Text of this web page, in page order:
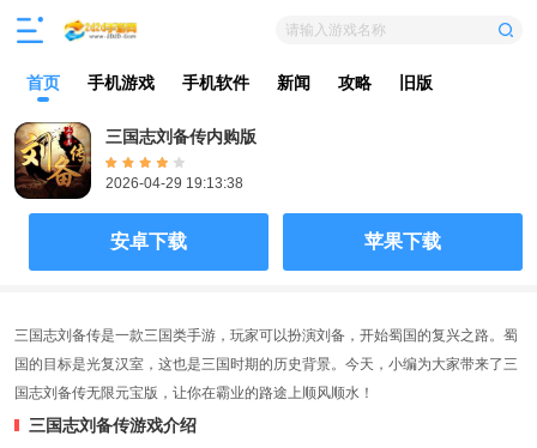
请输入游戏名称
首页 手机游戏 手机软件 新闻 攻略 旧版
三国志刘备传内购版
2026-04-29 19:13:38
安卓下载 苹果下载
三国志刘备传是一款三国类手游，玩家可以扮演刘备，开始蜀国的复兴之路。蜀
国的目标是光复汉室，这也是三国时期的历史背景。今天，小编为大家带来了三
国志刘备传无限元宝版，让你在霸业的路途上顺风顺水！
三国志刘备传游戏介绍